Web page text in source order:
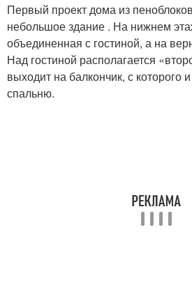
Первый проект дома из
небольшое здание . На нижнем
объединенная с гостиной, а на
Над гостиной располагается
выходит на балкончик, с которого
спальню.